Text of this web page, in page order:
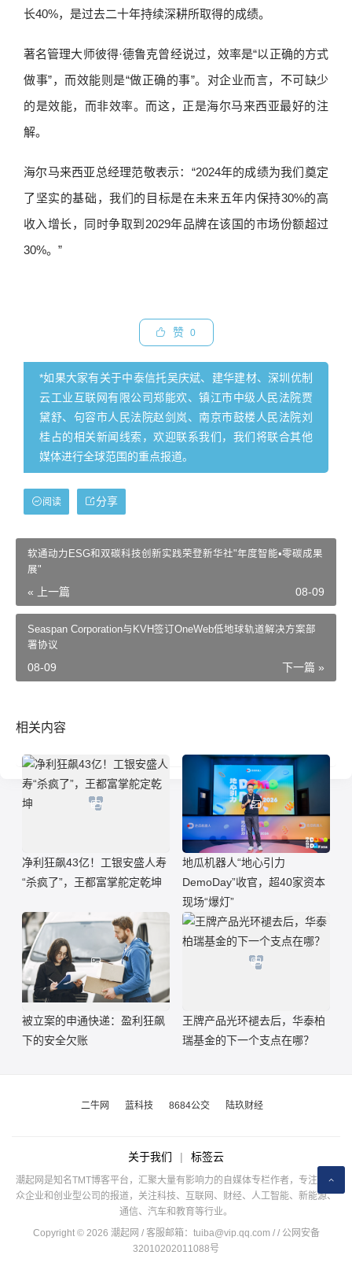
长40%，是过去二十年持续深耕所取得的成绩。
著名管理大师彼得·德鲁克曾经说过，效率是“以正确的方式
做事”，而效能则是“做正确的事”。对企业而言，不可缺少
的是效能，而非效率。而这，正是海尔马来西亚最好的注
解。
海尔马来西亚总经理范敬表示：“2024年的成绩为我们奠定
了坚实的基础，我们的目标是在未来五年内保持30%的高
收入增长，同时争取到2029年品牌在该国的市场份额超过
30%。”
赞 0
*如果大家有关于中泰信托吴庆斌、建华建材、深圳优制
云工业互联网有限公司郑能欢、镇江市中级人民法院贾
黛舒、句容市人民法院赵剑岚、南京市鼓楼人民法院刘
桂占的相关新闻线索，欢迎联系我们，我们将联合其他
媒体进行全球范围的重点报道。
分享
阅读
软通动力ESG和双碳科技创新实践荣登新华社"年度智能•零碳成果
展"
« 上一篇 08-09
Seaspan Corporation与KVH签订OneWeb低地球轨道解决方案部
署协议
下一篇 »
08-09
相关内容
净利狂飙43亿！工银安盛人寿
“杀疯了”，王都富掌舵定乾坤
地瓜机器人“地心引力
DemoDay”收官，超40家资本
现场“爆灯”
被立案的申通快递：盈利狂飙
下的安全欠账
王牌产品光环褪去后，华泰柏
瑞基金的下一个支点在哪？
二牛网 蓝科技 8684公交 陆玖财经
关于我们 | 标签云
潮起网是知名TMT博客平台，汇聚大量有影响力的自媒体专栏作者，专注于公
众企业和创业型公司的报道，关注科技、互联网、财经、人工智能、新能源、
通信、汽车和教育等行业。
Copyright © 2026 潮起网 / 客服邮箱： tuiba@vip.qq.com / / 公网安备
32010202011088号